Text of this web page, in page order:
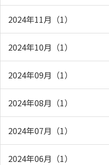
2024年11月（1）
2024年10月（1）
2024年09月（1）
2024年08月（1）
2024年07月（1）
2024年06月（1）